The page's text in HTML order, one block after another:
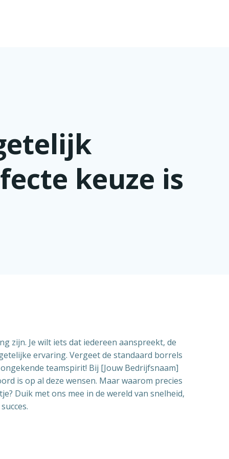
keuze is
zijn. Je wilt iets dat iedereen aanspreekt, de
ervaring. Vergeet de standaard borrels
teamspirit! Bij [Jouw Bedrijfsnaam]
is op al deze wensen. Maar waarom precies
Duik met ons mee in de wereld van snelheid,